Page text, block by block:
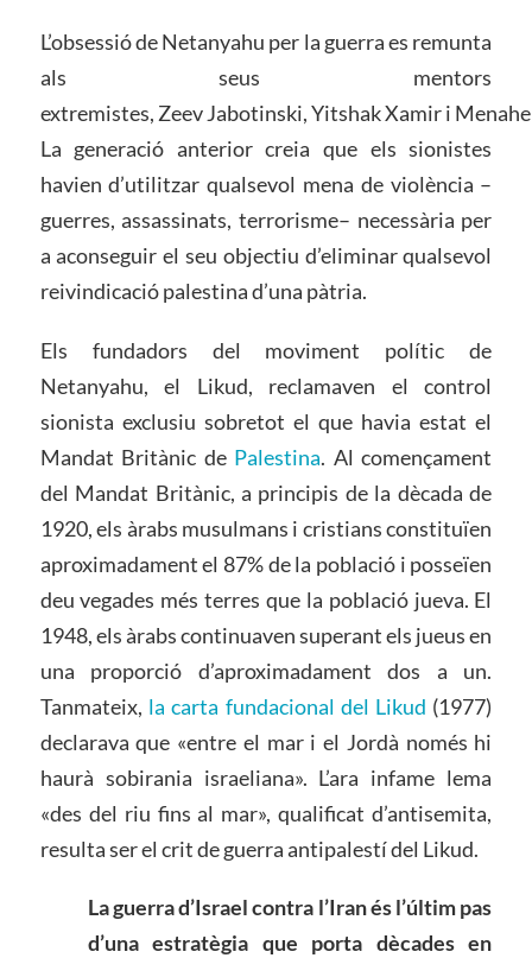
L’obsessió de Netanyahu per la guerra es remunta
als seus mentors
extremistes, Zeev Jabotinski,YitshakXamiri
La generació anterior creia que els sionistes
havien d’utilitzar qualsevol mena de violència –
guerres, assassinats, terrorisme– necessària per
a aconseguir el seu objectiu d’eliminar qualsevol
reivindicació palestina d’una pàtria.
Els fundadors del moviment polític de
Netanyahu, el Likud, reclamaven el control
sionista exclusiu sobretot el que havia estat el
Mandat Britànic de Palestina. Al començament
del Mandat Britànic, a principis de la dècada de
1920, els àrabs musulmans i cristians constituïen
aproximadament el 87% de la població i posseïen
deu vegades més terres que la població jueva. El
1948, els àrabs continuaven superant els jueus en
una proporció d’aproximadament dos a un.
Tanmateix, la carta fundacional del Likud (1977)
declarava que «entre el mar i el Jordà només hi
haurà sobirania israeliana». L’ara infame lema
«des del riu fins al mar», qualificat d’antisemita,
resulta ser el crit de guerra antipalestí del Likud.
La guerra d’Israel contra l’Iran és l’últim pas
d’una estratègia que porta dècades en